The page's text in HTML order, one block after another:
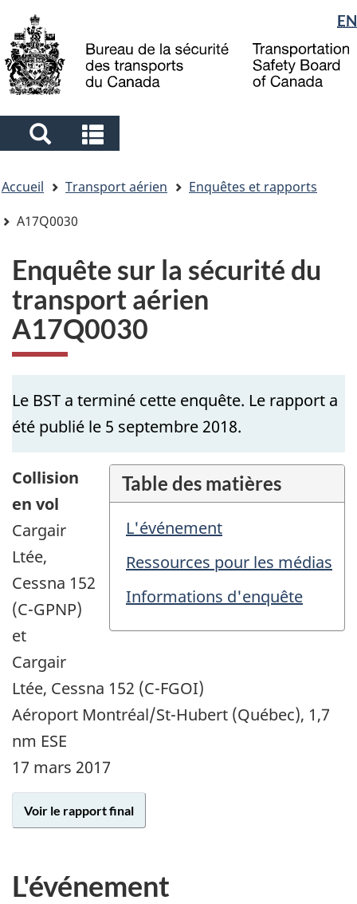
to
main
to
"About
government"
à
la
Sélection
de
la
langue
EN
Search
and
menus
and
menus
êtes
ici
Accueil Transport aérien
Enquêtes et rapports
A17Q0030
Enquête sur la sécurité du
transport aérien
A17Q0030
Le BST a terminé cette enquête. Le rapport a
été publié le 5 septembre 2018.
Table des matières
L'événement
Ressources pour les médias
Informations d'enquête
Collision
en vol
Cargair
Ltée,
Cessna 152
(C-GPNP)
et
Cargair
Ltée, Cessna 152 (C-FGOI)
Aéroport Montréal/St-Hubert (Québec), 1,7
nm ESE
17 mars 2017
Voir le rapport final
L'événement